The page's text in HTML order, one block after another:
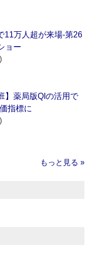
11万人超が来場‐第26
ョー
】薬局版QIの活用で
指標に
もっと見る »